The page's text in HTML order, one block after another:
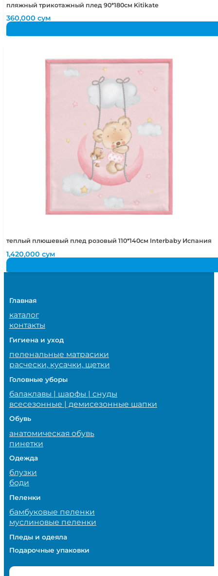
пляжный трикотажный плед 90*180см Kitikate
360,000сум
теплый плюшевый плед розовый 110*140см Interbaby Испания
1,420,000сум
Главная
каталог
контакты
Гигиена и уход
пеленальные матрасики
расчески, кусачки, щетки
Головные уборы
балаклавы | шарфы | снуды
всесезонные | демисезонные шапки
Обувь
анатомическая обувь
пинетки
Одежда
блузки
боди
Пеленки
бамбуковые пеленки
муслиновые пеленки
Пледы и одеяла
Подарочные упаковки